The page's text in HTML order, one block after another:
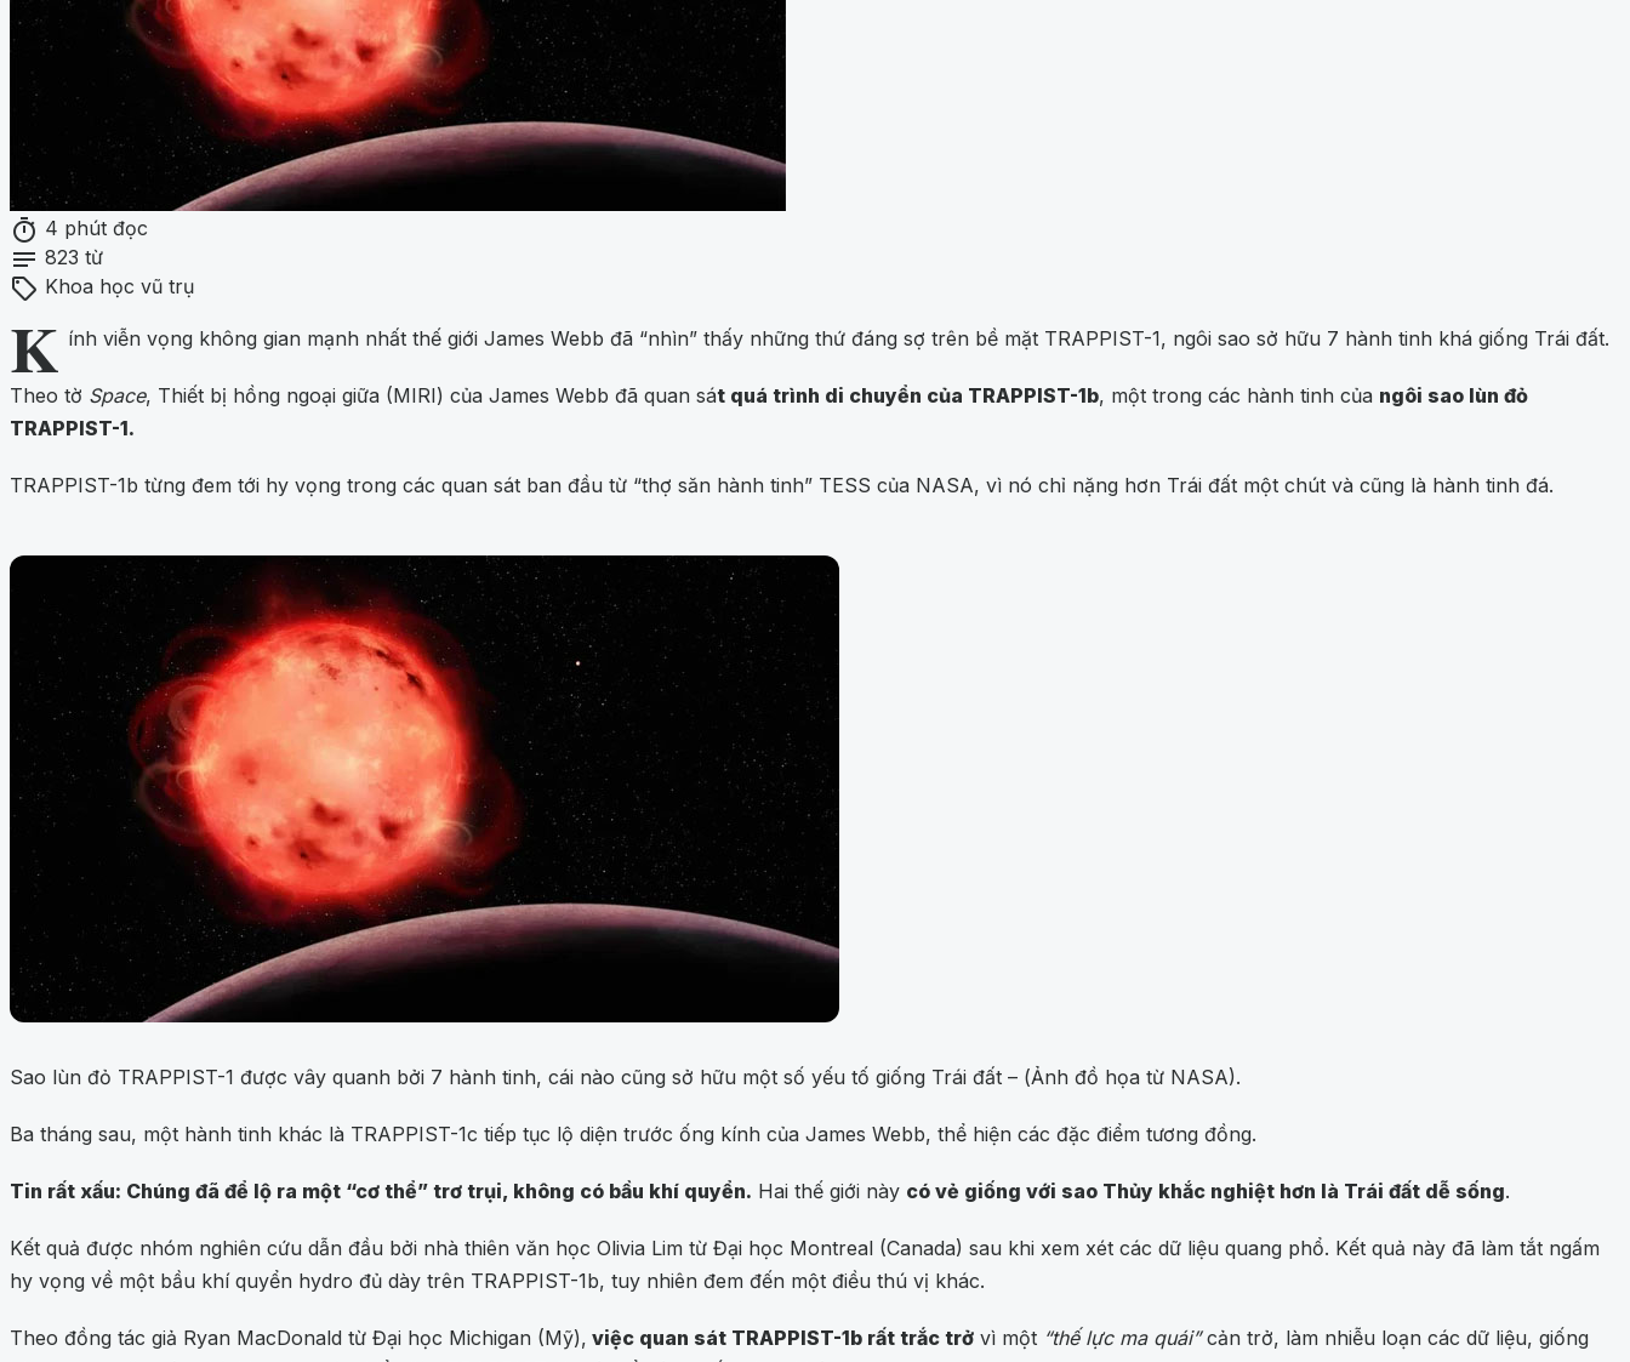
timer 4 phút đọc
notes 823 từ
sell Khoa học vũ trụ
K ính viễn vọng không gian mạnh nhất thế giới James Webb đã “nhìn” thấy những thứ đáng sợ trên bề mặt TRAPPIST-1, ngôi sao sở hữu 7 hành tinh khá giống Trái đất.
Theo tờ Space, Thiết bị hồng ngoại giữa (MIRI) của James Webb đã quan sát quá trình di chuyển của TRAPPIST-1b, một trong các hành tinh của ngôi sao lùn đỏ
TRAPPIST-1.
TRAPPIST-1b từng đem tới hy vọng trong các quan sát ban đầu từ “thợ săn hành tinh” TESS của NASA, vì nó chỉ nặng hơn Trái đất một chút và cũng là hành tinh đá.
Sao lùn đỏ TRAPPIST-1 được vây quanh bởi 7 hành tinh, cái nào cũng sở hữu một số yếu tố giống Trái đất – (Ảnh đồ họa từ NASA).
Ba tháng sau, một hành tinh khác là TRAPPIST-1c tiếp tục lộ diện trước ống kính của James Webb, thể hiện các đặc điểm tương đồng.
Tin rất xấu: Chúng đã để lộ ra một “cơ thể” trơ trụi, không có bầu khí quyển. Hai thế giới này có vẻ giống với sao Thủy khắc nghiệt hơn là Trái đất dễ sống.
Kết quả được nhóm nghiên cứu dẫn đầu bởi nhà thiên văn học Olivia Lim từ Đại học Montreal (Canada) sau khi xem xét các dữ liệu quang phổ. Kết quả này đã làm tắt ngấm
hy vọng về một bầu khí quyển hydro đủ dày trên TRAPPIST-1b, tuy nhiên đem đến một điều thú vị khác.
Theo đồng tác giả Ryan MacDonald từ Đại học Michigan (Mỹ), việc quan sát TRAPPIST-1b rất trắc trở vì một “thế lực ma quái”cản trở, làm nhiễu loạn các dữ liệu, giống